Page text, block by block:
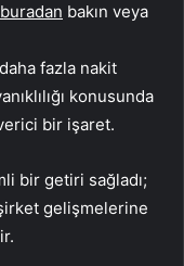
buradan bakın veya
fazla nakit
konusunda
bir işaret.
bir getiri sağladı;
gelişmelerine